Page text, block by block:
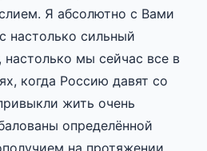
Я абсолютно с Вами
настолько сильный
мы сейчас все в
когда Россию давят со
жить очень
определённой
на протяжении